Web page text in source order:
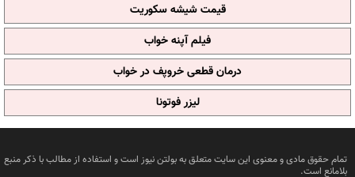
قیمت شیشه سکوریت
فیلم آپنه خواب
درمان قطعی خروپف در خواب
لیزر فوتونا
تمام حقوق مادی و معنوی این سایت متعلق به بولتن نیوز است و استفاده از مطالب با ذکر منبع
بلامانع است.